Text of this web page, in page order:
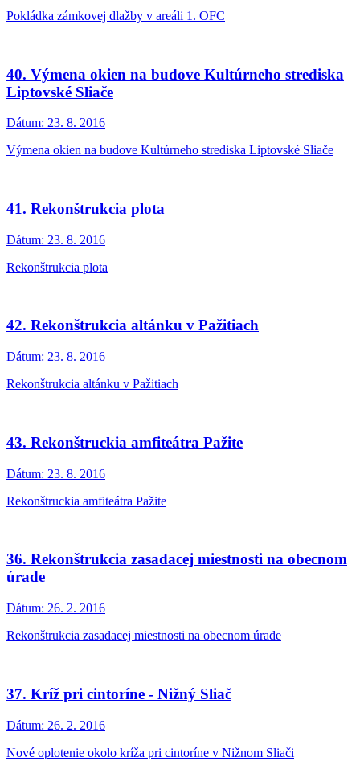
Pokládka zámkovej dlažby v areáli 1. OFC
40. Výmena okien na budove Kultúrneho strediska
Liptovské Sliače
Dátum: 23. 8. 2016
Výmena okien na budove Kultúrneho strediska Liptovské Sliače
41. Rekonštrukcia plota
Dátum: 23. 8. 2016
Rekonštrukcia plota
42. Rekonštrukcia altánku v Pažitiach
Dátum: 23. 8. 2016
Rekonštrukcia altánku v Pažitiach
43. Rekonštruckia amfiteátra Pažite
Dátum: 23. 8. 2016
Rekonštruckia amfiteátra Pažite
36. Rekonštrukcia zasadacej miestnosti na obecnom
úrade
Dátum: 26. 2. 2016
Rekonštrukcia zasadacej miestnosti na obecnom úrade
37. Kríž pri cintoríne - Nižný Sliač
Dátum: 26. 2. 2016
Nové oplotenie okolo kríža pri cintoríne v Nižnom Sliači